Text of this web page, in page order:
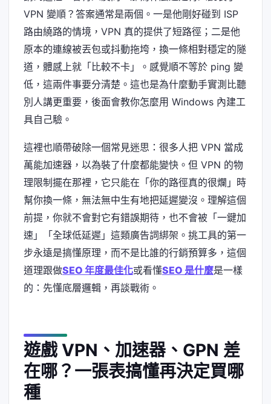
VPN 變順？答案通常是兩個。一是他剛好碰到 ISP
路由繞路的情境，VPN 真的提供了短路徑；二是他
原本的連線被丟包或抖動拖垮，換一條相對穩定的隧
道，體感上就「比較不卡」。感覺順不等於 ping 變
低，這兩件事要分清楚。這也是為什麼動手實測比聽
別人講更重要，後面會教你怎麼用 Windows 內建工
具自己驗。
這裡也順帶破除一個常見迷思：很多人把 VPN 當成
萬能加速器，以為裝了什麼都能變快。但 VPN 的物
理限制擺在那裡，它只能在「你的路徑真的很爛」時
幫你換一條，無法無中生有地把延遲變沒。理解這個
前提，你就不會對它有錯誤期待，也不會被「一鍵加
速」「全球低延遲」這類廣告詞綁架。挑工具的第一
步永遠是搞懂原理，而不是比誰的行銷預算多，這個
道理跟做SEO 年度最佳化或看懂SEO 是什麼是一樣
的：先懂底層邏輯，再談戰術。
遊戲 VPN、加速器、GPN 差
在哪？一張表搞懂再決定買哪
種